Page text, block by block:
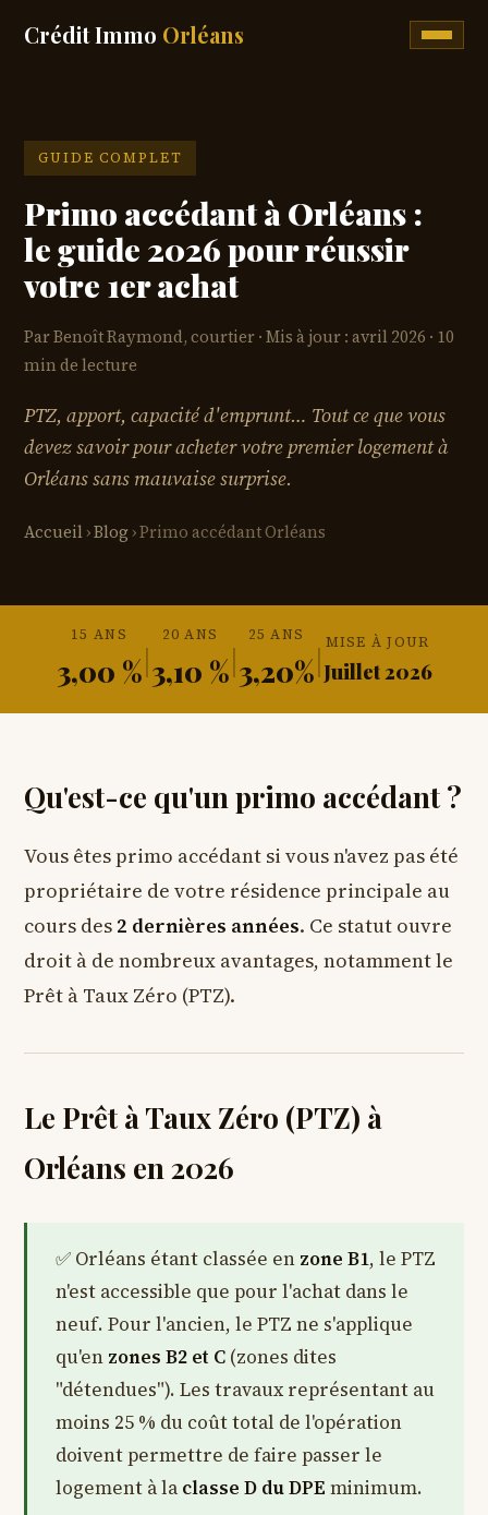
Crédit Immo Orléans
GUIDE COMPLET
Primo accédant à Orléans :
le guide 2026 pour réussir
votre 1er achat
Par Benoît Raymond, courtier Mis à jour : avril 2026 10
min de lecture
PTZ, apport, capacité d'emprunt… Tout ce que vous
devez savoir pour acheter votre premier logement à
Orléans sans mauvaise surprise.
Accueil ›Blog › Primo accédant Orléans
15 ANS
3,00 %|
20 ANS
3,10 %|
25 ANS
3,20%| MISE À JOUR
Juillet 2026
Qu'est-ce qu'un primo accédant ?
Vous êtes primo accédant si vous n'avez pas été
propriétaire de votre résidence principale au
cours des 2 dernières années. Ce statut ouvre
droit à de nombreux avantages, notamment le
Prêt à Taux Zéro (PTZ).
Le Prêt à Taux Zéro (PTZ) à
Orléans en 2026
Orléans étant classée en zone B1, le PTZ
n'est accessible que pour l'achat dans le
neuf. Pour l'ancien, le PTZ ne s'applique
qu'en zones B2 et C(zones dites
"détendues"). Les travaux représentant au
moins 25 % du coût total de l'opération
doivent permettre de faire passer le
logement à la classe D du DPE minimum.